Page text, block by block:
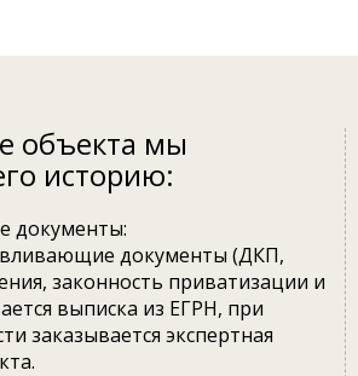
объекта мы
историю:
документы:
документы (ДКП,
законность приватизации и
выписка из ЕГРН, при
заказывается экспертная